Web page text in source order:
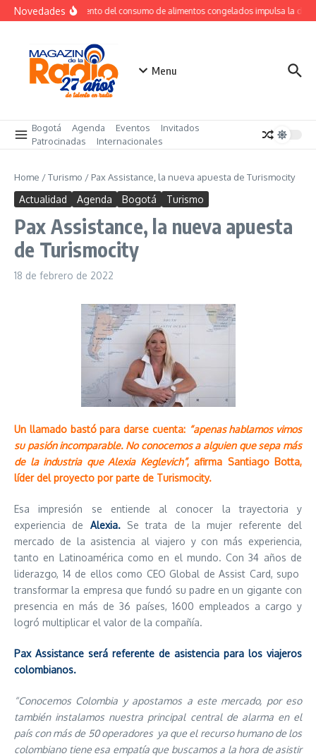
Saltar al contenido
NovedadesCrecimiento del consumo de alimentos congelados impulsa la
Menu
Bogotá Agenda Eventos
Invitados
Patrocinadas
Internacionales
Home /Turismo / Pax Assistance, la nueva apuesta de Turismocity
Actualidad Agenda Bogotá Turismo
Pax Assistance, la nueva apuesta
de Turismocity
18 de febrero de 2022
Un llamado bastó para darse cuenta: “apenas hablamos vimos
su pasión incomparable. No conocemos a alguien que sepa más
de la industria que Alexia Keglevich”, afirma Santiago Botta,
líder del proyecto por parte de Turismocity.
Esa impresión se entiende al conocer la trayectoria y
experiencia de Alexia.
Se trata de la mujer referente del
mercado de la asistencia al viajero y con más experiencia,
tanto en Latinoamérica como en el mundo. Con 34 años de
liderazgo, 14 de ellos como CEO Global de Assist Card, supo
transformar la empresa que fundó su padre en un gigante con
presencia en más de 36 países, 1600 empleados a cargo y
logró multiplicar el valor de la compañía.
Pax Assistance será referente de asistencia para los viajeros
colombianos.
“Conocemos Colombia y apostamos a este mercado, por eso
también instalamos nuestra principal central de alarma en el
país con más de 50 operadores ya que el recurso humano de los
colombiano tiene esa empatía que buscamos a la hora de asistir